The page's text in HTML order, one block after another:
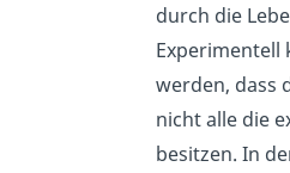
durch die
werden, dass
nicht alle die
besitzen. In